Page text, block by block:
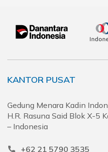
KANTOR PUSAT
Gedung Menara Kadin
H.R. Rasuna Said Blok X-5
– Indonesia
+62 21 5790 3535